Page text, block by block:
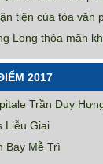
tiện của tòa văn
Long thỏa mãn
2017
Trần Duy
Liễu Giai
Bay Mễ Trì